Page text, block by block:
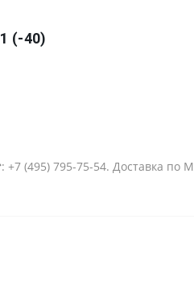
(-40)
(495) 795-75-54. Доставка по